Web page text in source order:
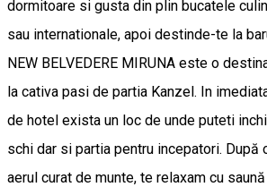
dormitoare si gusta din plin bucatele
sau internationale, apoi destinde-te la
NEW BELVEDERE MIRUNA este o
la cativa pasi de partia Kanzel. In
de hotel exista un loc de unde puteti
schi dar si partia pentru incepatori. După
aerul curat de munte, te relaxam cu